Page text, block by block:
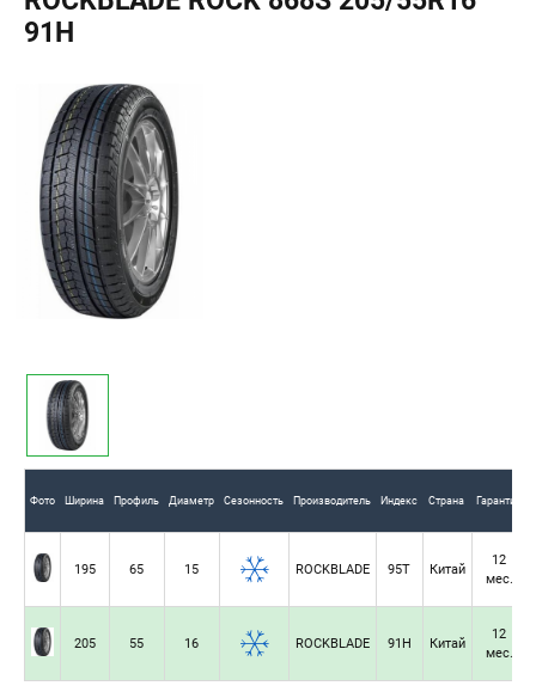
91H
Фото Ширина Профиль Диаметр Сезонность Производитель Индекс Страна Гарантия
195 65 15 ROCKBLADE 95T Китай
12
мес.
205 55 16 ROCKBLADE 91H Китай
12
мес.